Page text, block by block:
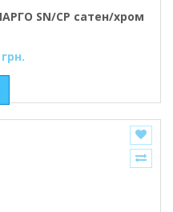
SN/CP сатен/хром